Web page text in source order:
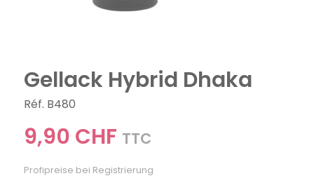
Gellack Hybrid Dhaka
Réf. B480
9,90 CHF TTC
Profipreise bei Registrierung